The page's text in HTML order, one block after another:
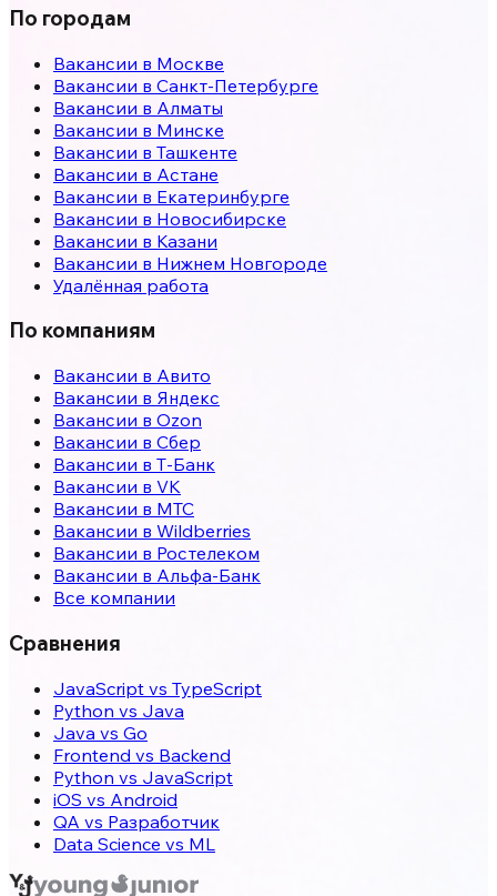
По городам
Вакансии в Москве
Вакансии в Санкт-Петербурге
Вакансии в Алматы
Вакансии в Минске
Вакансии в Ташкенте
Вакансии в Астане
Вакансии в Екатеринбурге
Вакансии в Новосибирске
Вакансии в Казани
Вакансии в Нижнем Новгороде
Удалённая работа
По компаниям
Вакансии в Авито
Вакансии в Яндекс
Вакансии в Ozon
Вакансии в Сбер
Вакансии в Т-Банк
Вакансии в VK
Вакансии в МТС
Вакансии в Wildberries
Вакансии в Ростелеком
Вакансии в Альфа-Банк
Все компании
Сравнения
JavaScript vs TypeScript
Python vs Java
Java vs Go
Frontend vs Backend
Python vs JavaScript
iOS vs Android
QA vs Разработчик
Data Science vs ML